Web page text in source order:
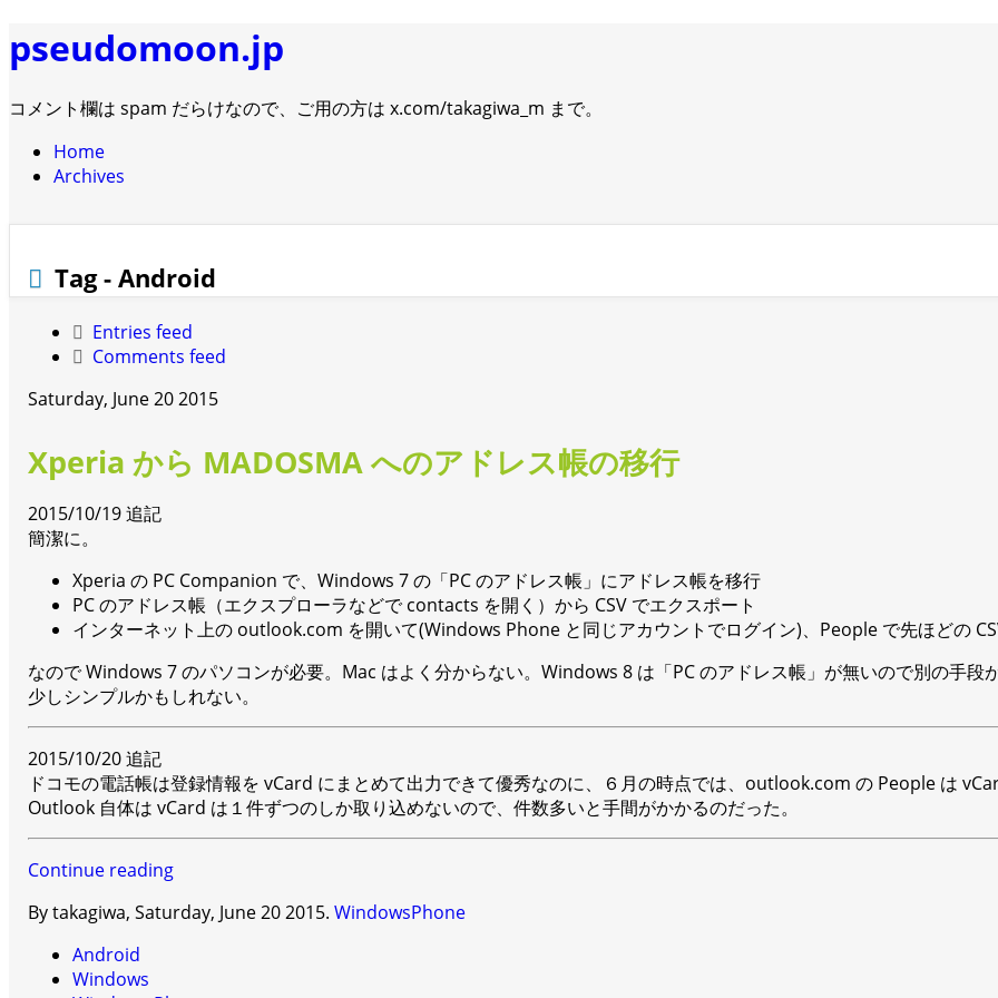
pseudomoon.jp
コメント欄は spam だらけなので、ご用の方は x.com/takagiwa_m まで。
Home
Archives
Tag - Android
Entries feed
Comments feed
Saturday, June 20 2015
Xperia から MADOSMA へのアドレス帳の移行
2015/10/19 追記
簡潔に。
Xperia の PC Companion で、Windows 7 の「PC のアドレス帳」にアドレス帳を移行
PC のアドレス帳（エクスプローラなどで contacts を開く）から CSV でエクスポート
インターネット上の outlook.com を開いて(Windows Phone と同じアカウントでログイン)、People で先ほどの
なので Windows 7 のパソコンが必要。Mac はよく分からない。Windows 8 は「PC のアドレス帳」が無いので別の手
少しシンプルかもしれない。
2015/10/20 追記
ドコモの電話帳は登録情報を vCard にまとめて出力できて優秀なのに、６月の時点では、outlook.com の People は
Outlook 自体は vCard は１件ずつのしか取り込めないので、件数多いと手間がかかるのだった。
Continue reading
By takagiwa, Saturday, June 20 2015. WindowsPhone
Android
Windows